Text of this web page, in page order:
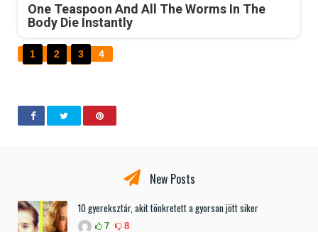
One Teaspoon And All The Worms In The
Body Die Instantly
1 2 3 4
New Posts
10 gyereksztár, akit tönkretett a gyorsan jött siker
7 8